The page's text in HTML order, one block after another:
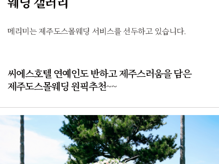
메리미는 제주도스몰웨딩 서비스를 선두하고 있습니다.
씨에스호텔 연예인도 반하고 제주스러움을 담은
제주도스몰웨딩 원픽추천~~